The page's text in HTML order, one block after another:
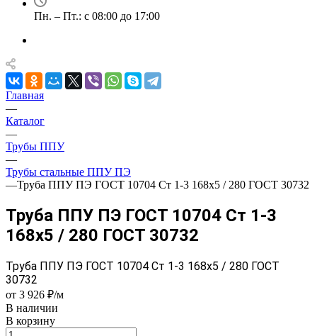
Пн. – Пт.: с 08:00 до 17:00
Главная
—
Каталог
—
Трубы ППУ
—
Трубы стальные ППУ ПЭ
—Труба ППУ ПЭ ГОСТ 10704 Ст 1-3 168x5 / 280 ГОСТ 30732
Труба ППУ ПЭ ГОСТ 10704 Ст 1-3
168x5 / 280 ГОСТ 30732
Труба ППУ ПЭ ГОСТ 10704 Ст 1-3 168x5 / 280 ГОСТ
30732
от 3 926 ₽/м
В наличии
В корзину